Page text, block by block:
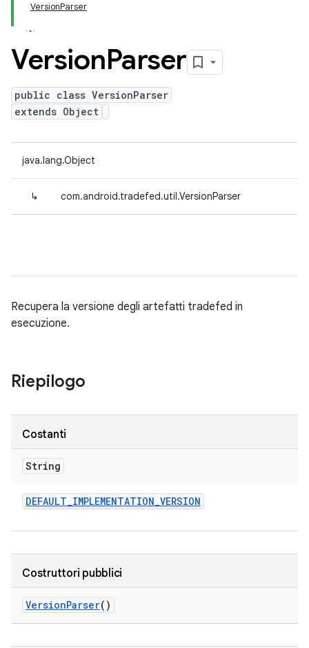
VersionParser
VersionParser
public class VersionParser
extends Object
java.lang.Object
↳ com.android.tradefed.util.VersionParser
Recupera la versione degli artefatti tradefed in
esecuzione.
Riepilogo
Costanti
String
DEFAULT_IMPLEMENTATION_VERSION
Costruttori pubblici
VersionParser()